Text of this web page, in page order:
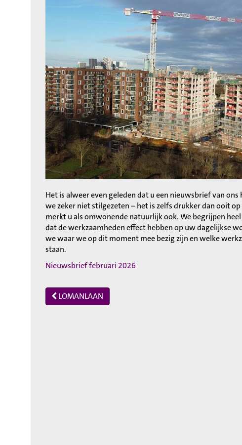
Het is alweer even geleden dat u een nieuwsbrief van
we zeker niet stilgezeten – het is zelfs drukker dan ooit
merkt u als omwonende natuurlijk ook. We begrijpen
dat de werkzaamheden effect hebben op uw dagelijkse
we waar we op dit moment mee bezig zijn en welke
staan.
Nieuwsbrief februari 2026
LOMANLAAN